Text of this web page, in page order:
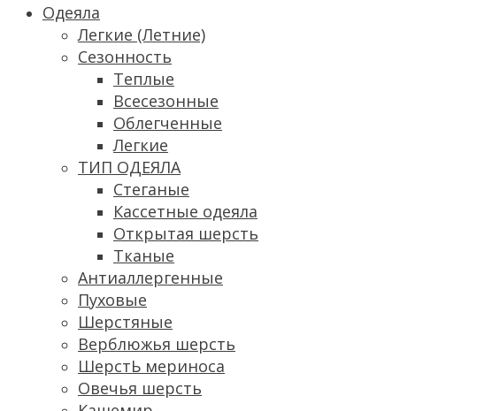
Одеяла
Легкие (Летние)
Сезонность
Теплые
Всесезонные
Облегченные
Легкие
ТИП ОДЕЯЛА
Стеганые
Кассетные одеяла
Открытая шерсть
Тканые
Антиаллергенные
Пуховые
Шерстяные
Верблюжья шерсть
ШерстЬ мериноса
Овечья шерсть